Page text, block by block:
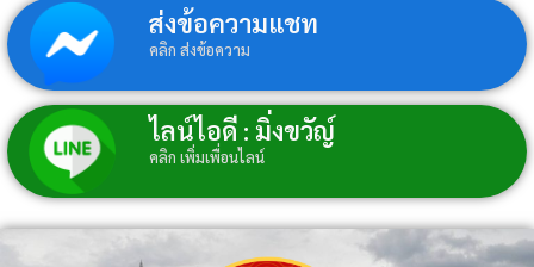
ส่งข้อความแชท
คลิก ส่งข้อความ
ไลน์ไอดี : มิ่งขวัญ์
คลิก เพิ่มเพื่อนไลน์